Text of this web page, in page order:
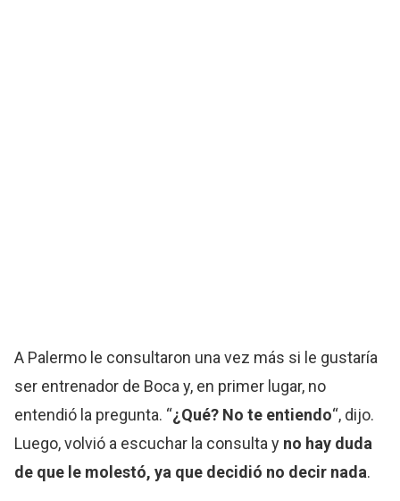
A Palermo le consultaron una vez más si le gustaría
ser entrenador de Boca y, en primer lugar, no
entendió la pregunta. “¿Qué? No te entiendo“, dijo.
Luego, volvió a escuchar la consulta y no hay duda
de que le molestó, ya que decidió no decir nada.